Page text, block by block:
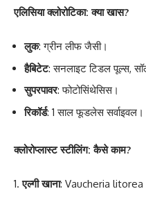
एलिसिया क्लोरोटिका: क्या खास?
लुक: ग्रीन लीफ जैसी।
हैबिटेट: सनलाइट टिडल पूल्स,
सुपरपावर: फोटोसिंथेसिस।
रिकॉर्ड: 1 साल फूडलेस सर्वाइवल।
क्लोरोप्लास्ट स्टीलिंग: कैसे काम?
एल्गी खाना: Vaucheria